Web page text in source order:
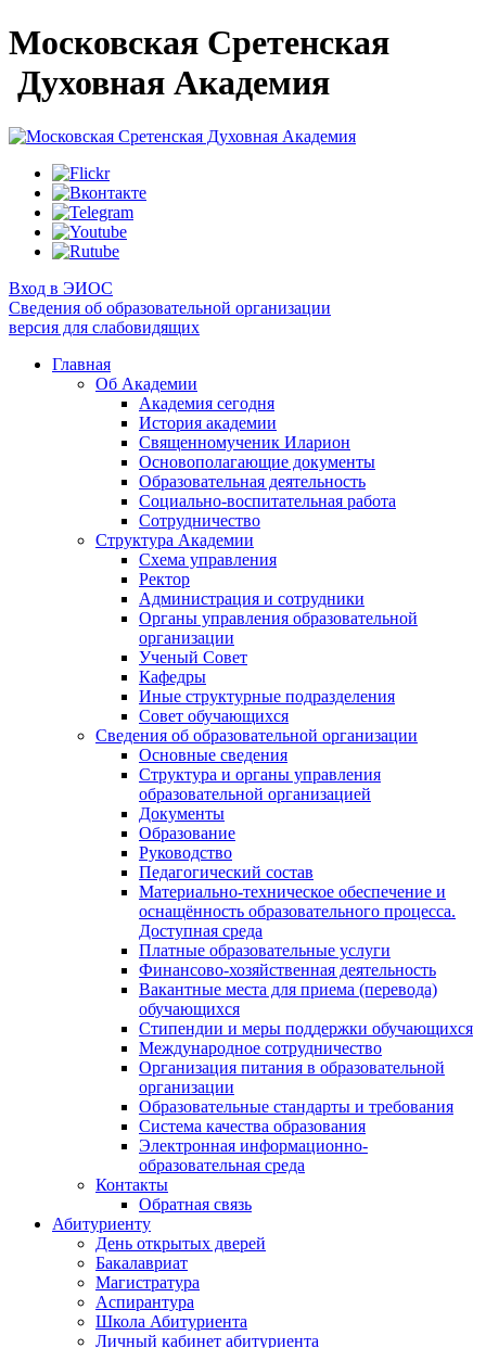
Московская Сретенская
Духовная Академия
Вход в ЭИОС
Сведения об образовательной организации
версия для слабовидящих
Главная
Об Академии
Академия сегодня
История академии
Священномученик Иларион
Основополагающие документы
Образовательная деятельность
Социально-воспитательная работа
Сотрудничество
Структура Академии
Схема управления
Ректор
Администрация и сотрудники
Органы управления образовательной
организации
Ученый Совет
Кафедры
Иные структурные подразделения
Совет обучающихся
Сведения об образовательной организации
Основные сведения
Структура и органы управления
образовательной организацией
Документы
Образование
Руководство
Педагогический состав
Материально-техническое обеспечение и
оснащённость образовательного процесса.
Доступная среда
Платные образовательные услуги
Финансово-хозяйственная деятельность
Вакантные места для приема (перевода)
обучающихся
Стипендии и меры поддержки обучающихся
Международное сотрудничество
Организация питания в образовательной
организации
Образовательные стандарты и требования
Система качества образования
Электронная информационно-
образовательная среда
Контакты
Обратная связь
Абитуриенту
День открытых дверей
Бакалавриат
Магистратура
Аспирантура
Школа Абитуриента
Личный кабинет абитуриента